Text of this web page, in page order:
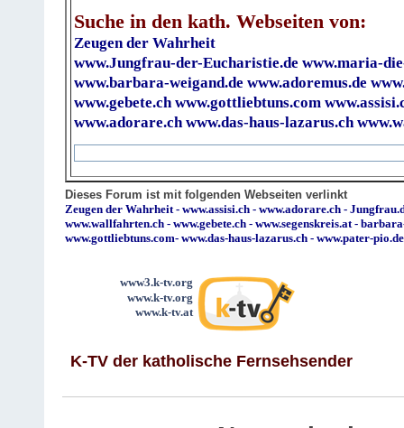
Suche in den kath. Webseiten von:
Zeugen der Wahrheit
www.Jungfrau-der-Eucharistie.de www.maria-
www.barbara-weigand.de www.adoremus.de
www.gebete.ch www.gottliebtuns.com
www.adorare.ch www.das-haus-lazarus.ch
Dieses Forum ist mit folgenden Webseiten verlinkt
Zeugen der Wahrheit - www.assisi.ch - www.adorare.ch -
www.wallfahrten.ch - www.gebete.ch - www.segenskreis.at -
www.gottliebtuns.com- www.das-haus-lazarus.ch - www.pater-pio.de
www3.k-tv.org
www.k-tv.org
www.k-tv.at
K-TV der katholische Fernsehsender